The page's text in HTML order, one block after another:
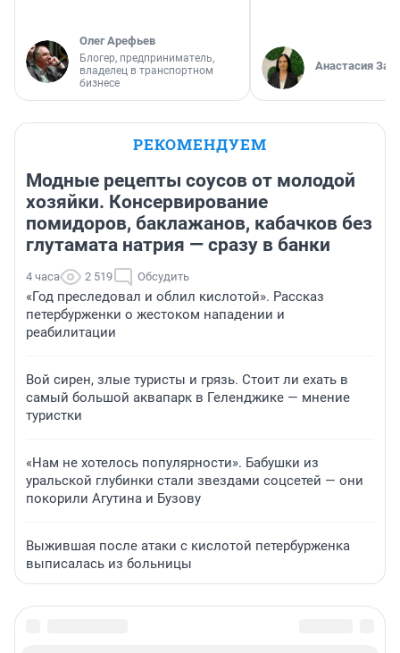
Олег Арефьев
Блогер, предприниматель,
владелец в транспортном
бизнесе
Анастасия
РЕКОМЕНДУЕМ
Модные рецепты соусов от молодой
хозяйки. Консервирование
помидоров, баклажанов, кабачков без
глутамата натрия — сразу в банки
4 часа 2 519 Обсудить
«Год преследовал и облил кислотой». Рассказ
петербурженки о жестоком нападении и
реабилитации
Вой сирен, злые туристы и грязь. Стоит ли ехать в
самый большой аквапарк в Геленджике — мнение
туристки
«Нам не хотелось популярности». Бабушки из
уральской глубинки стали звездами соцсетей — они
покорили Агутина и Бузову
Выжившая после атаки с кислотой петербурженка
выписалась из больницы